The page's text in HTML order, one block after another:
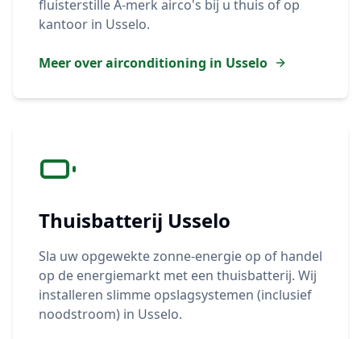
fluisterstille A-merk airco's bij u thuis of op
kantoor in Usselo.
Meer over airconditioning in Usselo
Thuisbatterij Usselo
Sla uw opgewekte zonne-energie op of handel
op de energiemarkt met een thuisbatterij. Wij
installeren slimme opslagsystemen (inclusief
noodstroom) in Usselo.